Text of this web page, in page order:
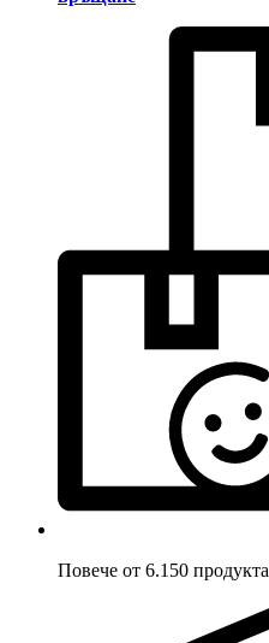
Повече от 6.150 продукта